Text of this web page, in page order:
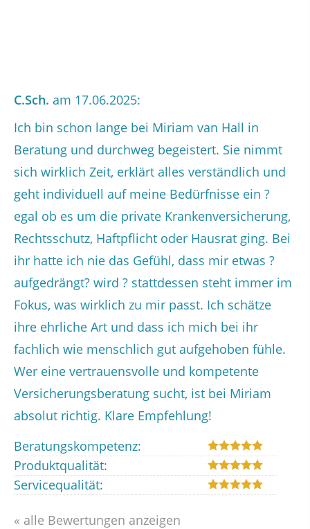
C.Sch. am 17.06.2025:
Ich bin schon lange bei Miriam van Hall in
Beratung und durchweg begeistert. Sie nimmt
sich wirklich Zeit, erklärt alles verständlich und
geht individuell auf meine Bedürfnisse ein ?
egal ob es um die private Krankenversicherung,
Rechtsschutz, Haftpflicht oder Hausrat ging. Bei
ihr hatte ich nie das Gefühl, dass mir etwas ?
aufgedrängt? wird ? stattdessen steht immer im
Fokus, was wirklich zu mir passt. Ich schätze
ihre ehrliche Art und dass ich mich bei ihr
fachlich wie menschlich gut aufgehoben fühle.
Wer eine vertrauensvolle und kompetente
Versicherungsberatung sucht, ist bei Miriam
absolut richtig. Klare Empfehlung!
Beratungskompetenz:
Produktqualität:
Servicequalität:
« alle Bewertungen anzeigen